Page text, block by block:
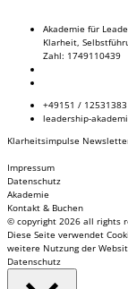
Akademie für
Klarheit,
Zahl: 1749110439
+49151 / 12531383
leadership-
Klarheitsimpulse
Impressum
Datenschutz
Akademie
Kontakt & Buchen
© copyright 2026 all rights
Diese Seite verwendet
weitere Nutzung der
Datenschutz